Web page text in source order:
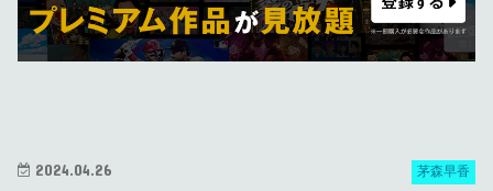
茅森早香
2024.04.26